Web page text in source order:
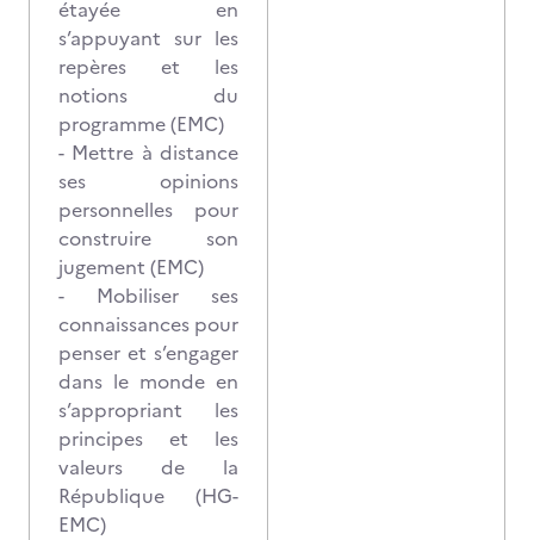
étayée en
s’appuyant sur les
repères et les
notions du
programme (EMC)
- Mettre à distance
ses opinions
personnelles pour
construire son
jugement (EMC)
- Mobiliser ses
connaissances pour
penser et s’engager
dans le monde en
s’appropriant les
principes et les
valeurs de la
République (HG-
EMC)